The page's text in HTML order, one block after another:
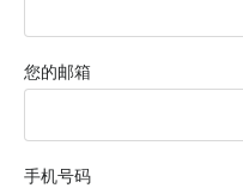
您的邮箱
手机号码